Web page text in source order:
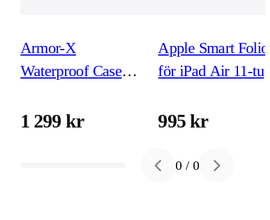
Armor-X
Waterproof Case
(M2)
1 299 kr
Apple Smart Folio
för iPad Air 11-
denim
995 kr
Previous slide
0 /0 Next slide